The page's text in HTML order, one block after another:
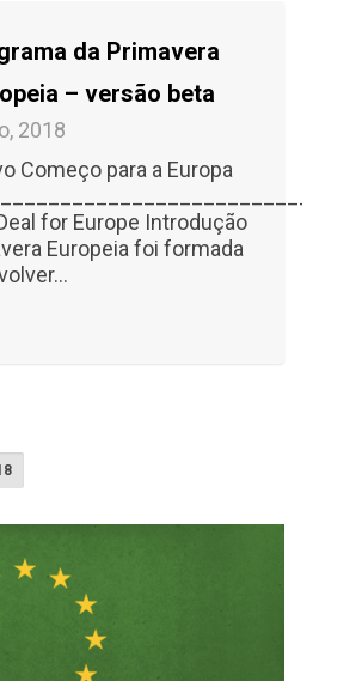
da Primavera
– versão beta
2018
Começo para a Europa
for Europe Introdução
Europeia foi formada